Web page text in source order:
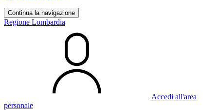
Continua la navigazione
Regione Lombardia
Accedi all'area
personale